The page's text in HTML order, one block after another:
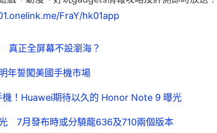
FraY/hk01app
正全屏幕不設瀏海？
年誓闖美國手機市場
！Huawei期待以久的 Honor Note 9 曝光
7月發布時或分驍龍636及710兩個版本